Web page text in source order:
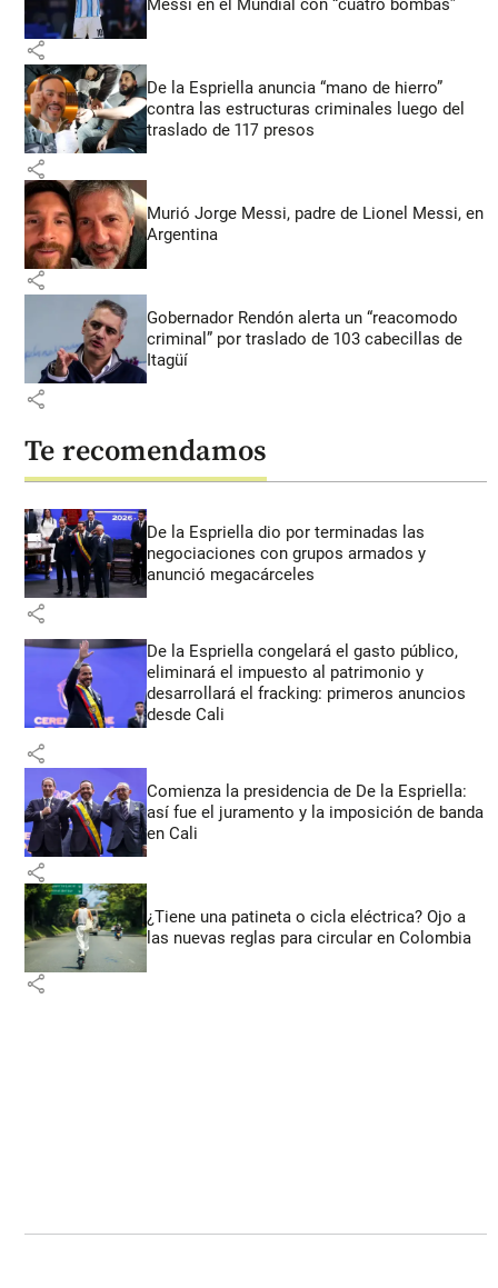
share
De la Espriella anuncia “mano de hierro”
contra las estructuras criminales luego del
traslado de 117 presos
share
Murió Jorge Messi, padre de Lionel Messi, en
Argentina
share
Gobernador Rendón alerta un “reacomodo
criminal” por traslado de 103 cabecillas de
Itagüí
share
Te recomendamos
De la Espriella dio por terminadas las
negociaciones con grupos armados y
anunció megacárceles
share
De la Espriella congelará el gasto público,
eliminará el impuesto al patrimonio y
desarrollará el fracking: primeros anuncios
desde Cali
share
Comienza la presidencia de De la Espriella:
así fue el juramento y la imposición de banda
en Cali
share
¿Tiene una patineta o cicla eléctrica? Ojo a
las nuevas reglas para circular en Colombia
share